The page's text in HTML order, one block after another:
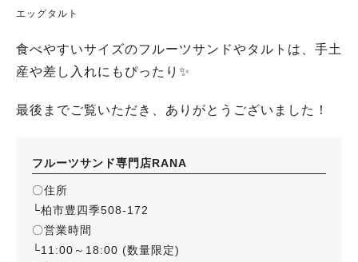
エッグタルト
食べやすいサイズのフルーツサンドやタルトは、手土
産や差し入れにもぴったり✨
最後までご覧いただき、ありがとうございました！
フルーツサンド専門店RANA
〇住所
└柏市豊四季508-172
〇営業時間
└11:00～18:00 (数量限定)